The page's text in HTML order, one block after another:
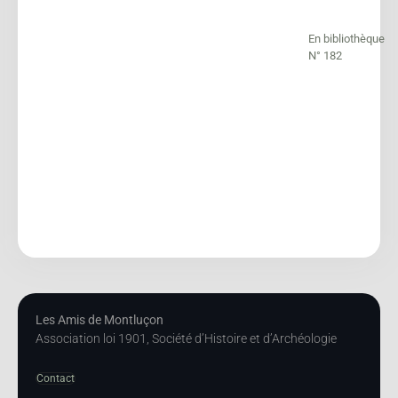
En bibliothèque
N° 182
Les Amis de Montluçon
Association loi 1901, Société d’Histoire et d’Archéologie
Contact